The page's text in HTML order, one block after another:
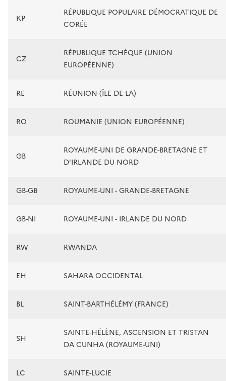
KP
RÉPUBLIQUE POPULAIRE DÉMOCRATIQUE DE
CORÉE
CZ
RÉPUBLIQUE TCHÈQUE (UNION
EUROPÉENNE)
RE RÉUNION (ÎLE DE LA)
RO ROUMANIE (UNION EUROPÉENNE)
GB
ROYAUME-UNI DE GRANDE-BRETAGNE ET
D'IRLANDE DU NORD
GB-GB ROYAUME-UNI - GRANDE-BRETAGNE
GB-NI ROYAUME-UNI - IRLANDE DU NORD
RW RWANDA
EH SAHARA OCCIDENTAL
BL SAINT-BARTHÉLÉMY (FRANCE)
SH
SAINTE-HÉLÈNE, ASCENSION ET TRISTAN
DA CUNHA (ROYAUME-UNI)
LC SAINTE-LUCIE